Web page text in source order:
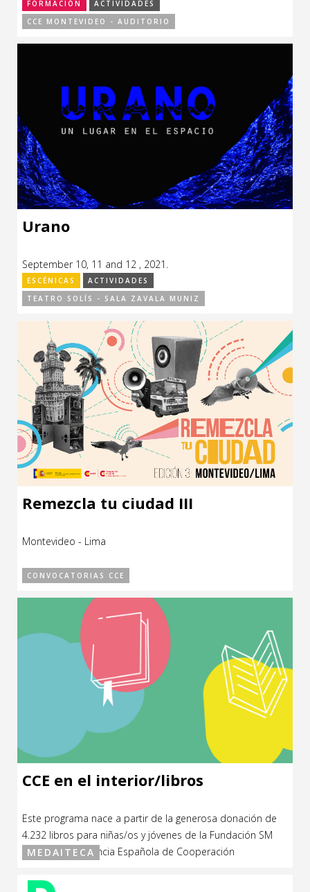
FORMACIÓN
ACTIVIDADES
CCE MONTEVIDEO - AUDITORIO
Urano
September 10, 11 and 12 , 2021.
ESCÉNICAS
ACTIVIDADES
TEATRO SOLÍS - SALA ZAVALA MUNIZ
Remezcla tu ciudad III
Montevideo - Lima
CONVOCATORIAS CCE
CCE en el interior/libros
Este programa nace a partir de la generosa donación de
4.232 libros para niñas/os y jóvenes de la Fundación SM
(España) a la Agencia Española de Cooperación
Cultural de España en Montevideo desarrollamos el
MEDAITECA